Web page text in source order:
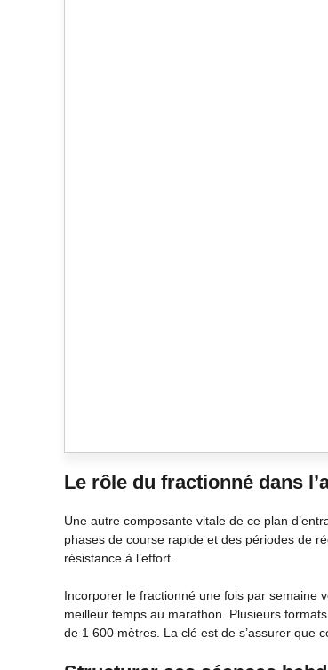
Le rôle du fractionné dans
Une autre composante vitale de ce plan
phases de course rapide et des périodes de
résistance à l’effort.
Incorporer le fractionné une fois par semaine
meilleur temps au marathon. Plusieurs
de 1 600 mètres. La clé est de s’assurer que